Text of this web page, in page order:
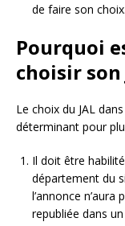
de faire son choix.
Pourquoi
choisir son
Le choix du JAL
déterminant pour
Il doit être
département du
l’annonce
republiée dans